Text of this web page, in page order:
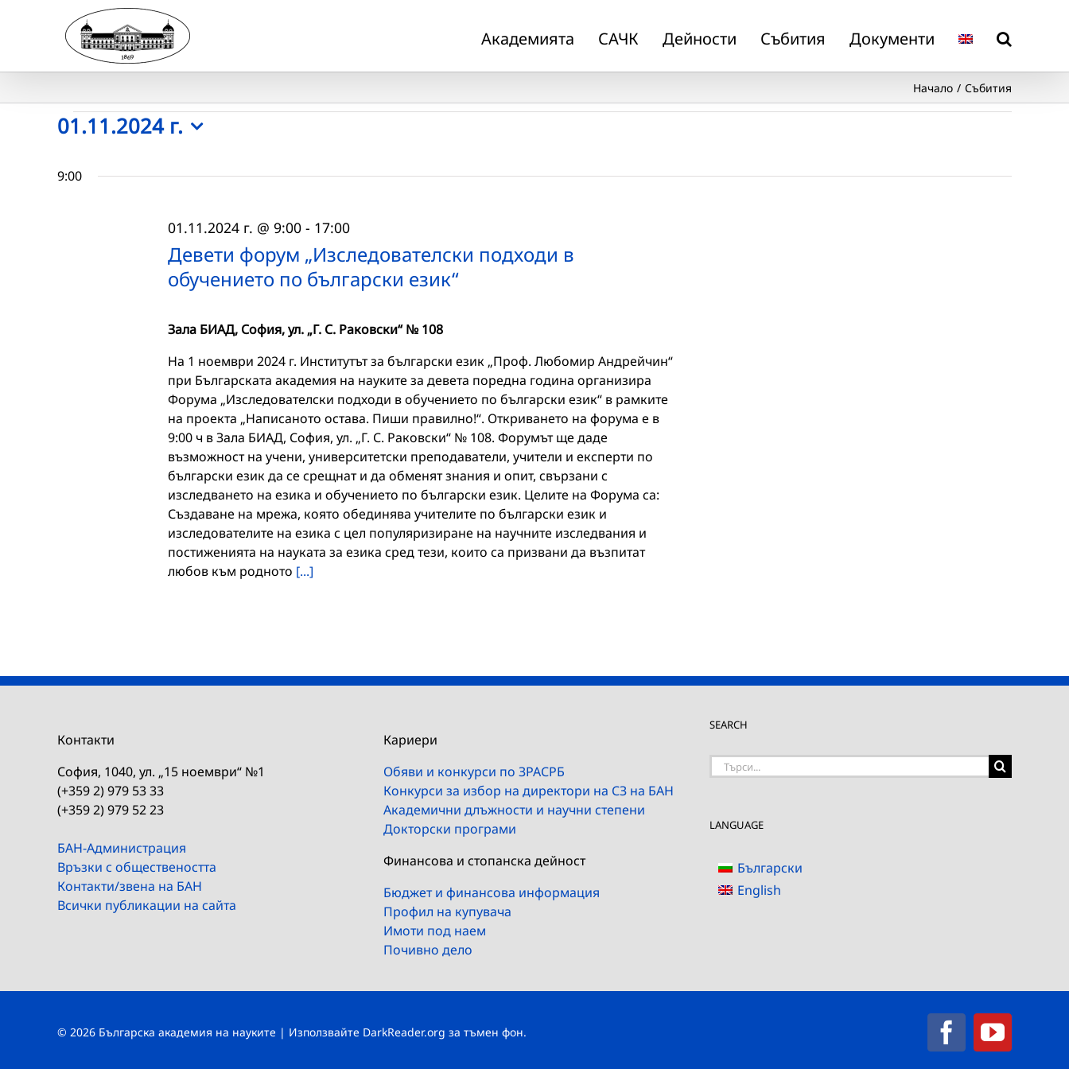
Академията САЧК Дейности Събития Документи
Начало Събития
Събития
for
01.11.2024 г.
date.
9:00
Девети форум „Изследователски подходи в
обучението по български език“
01.11.2024 г. @ 9:00- 17:00
Зала БИАД, София, ул. „Г. С. Раковски“ № 108
На 1 ноември 2024 г. Институтът за български език „Проф. Любомир Андрейчин“
при Българската академия на науките за девета поредна година организира
Форума „Изследователски подходи в обучението по български език“ в рамките
на проекта „Написаното остава. Пиши правилно!“. Откриването на форума е в
9:00 ч в Зала БИАД, София, ул. „Г. С. Раковски“ № 108. Форумът ще даде
възможност на учени, университетски преподаватели, учители и експерти по
български език да се срещнат и да обменят знания и опит, свързани с
изследването на езика и обучението по български език. Целите на Форума са:
Създаване на мрежа, която обединява учителите по български език и
изследователите на езика с цел популяризиране на научните изследвания и
постиженията на науката за езика сред тези, които са призвани да възпитат
любов към родното [...]
Контакти
София, 1040, ул. „15 ноември“ №1
(+359 2) 979 53 33
(+359 2) 979 52 23
БАН-Администрация
Връзки с обществеността
Контакти/звена на БАН
Всички публикации на сайта
Кариери
Обяви и конкурси по ЗРАСРБ
Конкурси за избор на директори на СЗ на БАН
Академични длъжности и научни степени
Докторски програми
Финансова и стопанска дейност
Бюджет и финансова информация
Профил на купувача
Имоти под наем
Почивно дело
SEARCH
Търсене
LANGUAGE
Български
English
© 2026 Българска академия на науките | Използвайте DarkReader.org за тъмен фон. Facebook